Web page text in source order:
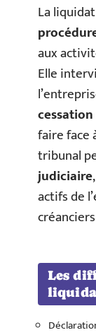
La
aux
Elle
faire face
tribunal
judiciaire
actifs de
Les